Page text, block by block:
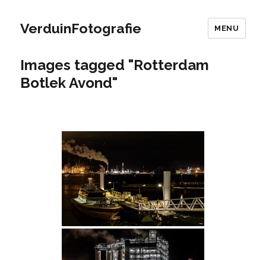
VerduinFotografie MENU
Images tagged "Rotterdam
Botlek Avond"